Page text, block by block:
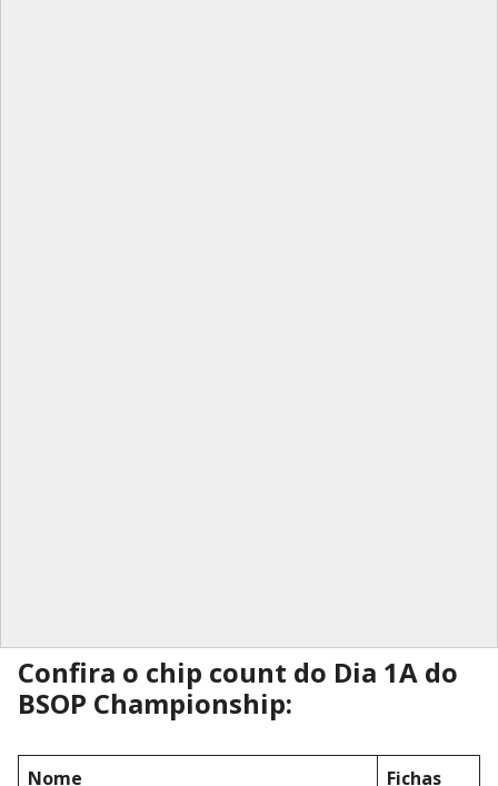
Confira o chip count do Dia 1A do
BSOP Championship:
Nome Fichas